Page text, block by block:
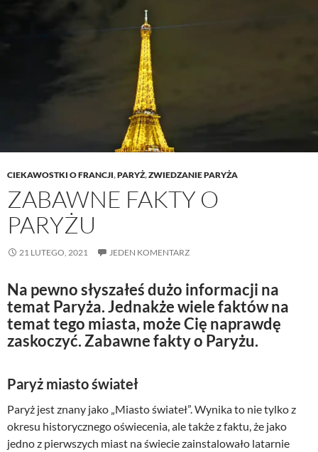
CIEKAWOSTKI O FRANCJI,PARYŻ,ZWIEDZANIE PARYŻA
ZABAWNE FAKTY O
PARYŻU
21 LUTEGO, 2021 JEDEN KOMENTARZ
Na pewno słyszałeś dużo informacji na
temat Paryża. Jednakże wiele faktów na
temat tego miasta, może Cię naprawdę
zaskoczyć. Zabawne fakty o Paryżu.
Paryż miasto świateł
Paryż jest znany jako „Miasto świateł”. Wynika to nie tylko z
okresu historycznego oświecenia, ale także z faktu, że jako
jedno z pierwszych miast na świecie zainstalowało latarnie